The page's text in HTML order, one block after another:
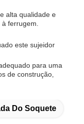
alta qualidade e
ferrugem.
este sujeidor
para uma
de construção,
Do Soquete